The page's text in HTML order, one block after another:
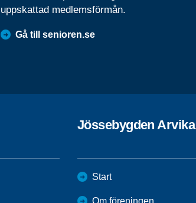
uppskattad medlemsförmån.
Gå till senioren.se
Jössebygden Arvika
Start
Om föreningen